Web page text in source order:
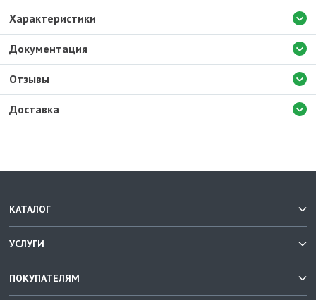
Доставка
Характеристики
Документация
Отзывы
КАТАЛОГ
УСЛУГИ
ПОКУПАТЕЛЯМ